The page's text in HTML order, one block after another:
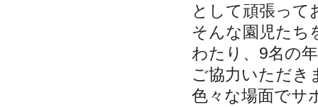
として頑張って
そんな園児たち
わたり、 9名の
ご協力いただき
色々な場面でサ